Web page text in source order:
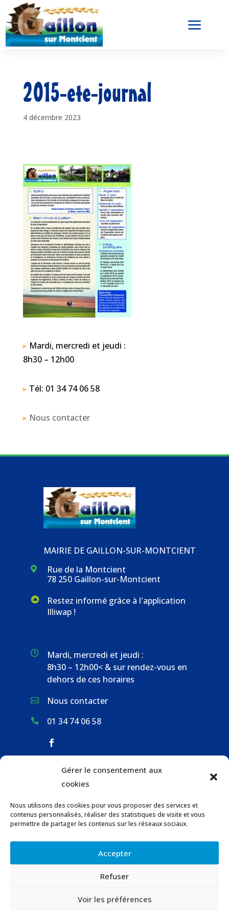
Gérer le consentement aux
cookies
Nous utilisons des cookies pour vous proposer des services et
contenus personnalisés, réaliser des statistiques de visite et vous
permettre de partager les contenus sur les réseaux sociaux.
Accepter
Refuser
Voir les préférences
2015-ete-journal
4 décembre 2023
▸Mardi, mercredi et jeudi :
8h30 – 12h00
▸Tél: 01 34 74 06 58
▸ Nous contacter
MAIRIE DE GAILLON-SUR-MONTCIENT

Rue de la Montcient
78 250 Gaillon-sur-Montcient
Restez informé grâce à l'application
Illiwap !

Mardi, mercredi et jeudi :
8h30 – 12h00< & sur rendez-vous en
dehors de ces horaires
 Nous contacter
 01 34 74 06 58
GESTION DES DÉCHETS
URBANISME
COMMUNICATIONS DE LA MAIRIE
LOCATION DE SALLES COMMUNALES
© 2023 Gaillon-sur-Montcient –Contact